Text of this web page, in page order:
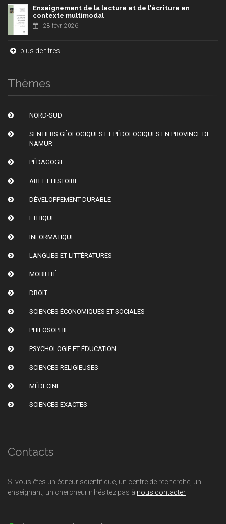
Enseignement de la lecture et de l'écriture en
contexte multimodal
28 févr. 2026
plus de titres
Thèmes
NORD-SUD
SENTIERS GÉOLOGIQUES ET PÉDOLOGIQUES EN PROVINCE DE
NAMUR
PÉDAGOGIE
ART ET HISTOIRE
DÉVELOPPEMENT DURABLE
ETHIQUE
INFORMATIQUE
LANGUES ET LITTÉRATURES
MOBILITÉ
DROIT
SCIENCES ÉCONOMIQUES ET SOCIALES
PHILOSOPHIE
PSYCHOLOGIE ET ÉDUCATION
SCIENCES RELIGIEUSES
MÉDECINE
SCIENCES EXACTES
Contacts
Si vous êtes un éditeur scientifique, un centre de recherche, un
enseignant, un chercheur n'hésitez pas à nous contacter